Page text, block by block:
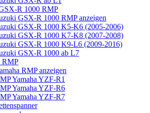
R 1000 RMP
GSX-R 1000 RMP anzeigen
GSX-R 1000 K5-K6 (2005-2006)
GSX-R 1000 K7-K8 (2007-2008)
GSX-R 1000 K9-L6 (2009-2016)
GSX-R 1000 ab L7
RMP
RMP anzeigen
Yamaha YZF-R1
Yamaha YZF-R6
Yamaha YZF-R7